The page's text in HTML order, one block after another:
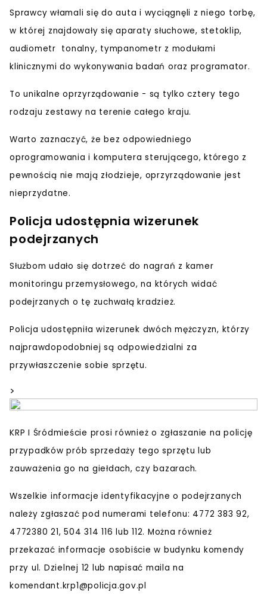
Sprawcy włamali się do auta i wyciągnęli z niego torbę,
w której znajdowały się aparaty słuchowe, stetoklip,
audiometr tonalny, tympanometr z modułami
klinicznymi do wykonywania badań oraz programator.
To unikalne oprzyrządowanie - są tylko cztery tego
rodzaju zestawy na terenie całego kraju.
Warto zaznaczyć, że bez odpowiedniego
oprogramowania i komputera sterującego, którego z
pewnością nie mają złodzieje, oprzyrządowanie jest
nieprzydatne.
Policja udostępnia wizerunek
podejrzanych
Służbom udało się dotrzeć do nagrań z kamer
monitoringu przemysłowego, na których widać
podejrzanych o tę zuchwałą kradzież.
Policja udostępniła wizerunek dwóch mężczyzn, którzy
najprawdopodobniej są odpowiedzialni za
przywłaszczenie sobie sprzętu.
>
KRP I Śródmieście prosi również o zgłaszanie na policję
przypadkówprób sprzedaży tego sprzętu lub
zauważenia go na giełdach, czy bazarach.
Wszelkie informacje identyfikacyjne o podejrzanych
należy zgłaszać pod numerami telefonu: 4772 383 92,
4772380 21, 504 314 116 lub 112. Można również
przekazać informacje osobiście w budynku komendy
przy ul. Dzielnej 12 lub napisać maila na
komendant.krp1@policja.gov.pl